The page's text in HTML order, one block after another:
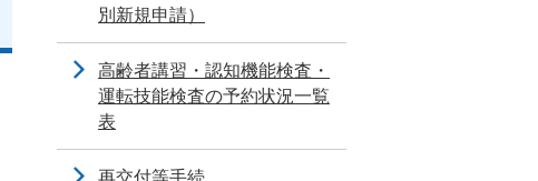
別新規申請）
高齢者講習・認知機能検査・
運転技能検査の予約状況一覧
表
再交付等手続